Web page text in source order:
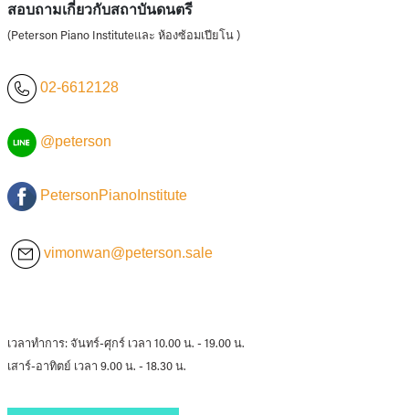
สอบถามเกี่ยวกับสถาบันดนตรี
(Peterson Piano Instituteและ ห้องซ้อมเปียโน )
02-6612128
@peterson
PetersonPianoInstitute
vimonwan@peterson.sale
เวลาทำการ: จันทร์-ศุกร์ เวลา 10.00 น. - 19.00 น.
เสาร์-อาทิตย์ เวลา 9.00 น. - 18.30 น.